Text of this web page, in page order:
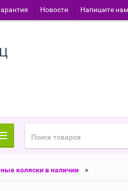
Новости Напишите нам
коляски в наличии